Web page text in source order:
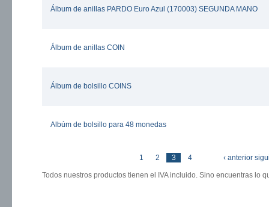
Álbum de anillas PARDO Euro Azul (170003) SEGUNDA MANO
Álbum de anillas COIN
Álbum de bolsillo COINS
Albúm de bolsillo para 48 monedas
1 2 3 4 « primera‹ anterior
Todos nuestros productos tienen el IVA incluido. Sino encuentras lo